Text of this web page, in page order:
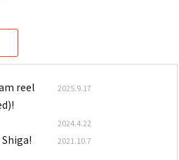
reel
2025.9.17
2024.4.22
2021.10.7